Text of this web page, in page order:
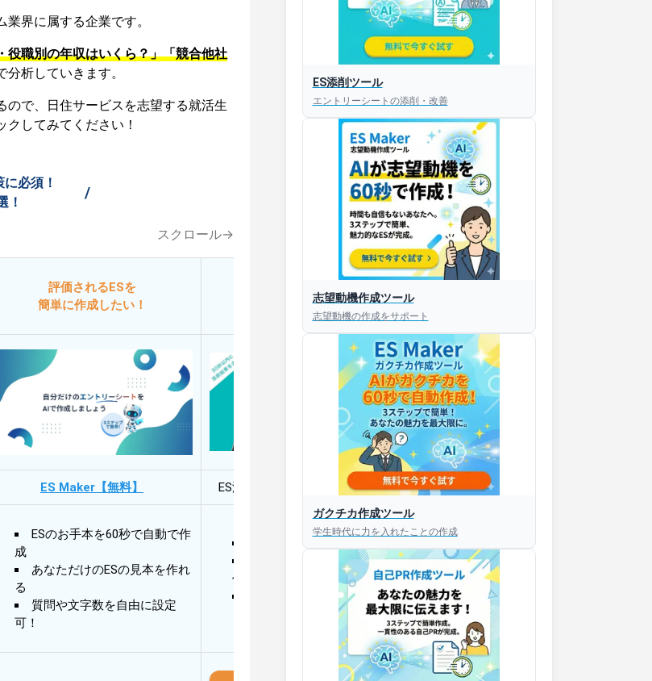
界に属する企業です。
役職別の年収はいくら？」「競合他社
析していきます。
で、日住サービスを志望する就活生
してみてください！
必須！
！
/
スクロール→
評価されるESを
簡単に作成したい！
添削してほしい！
ES Maker【無料】 ES添削・面接対策アプリ【無料】
ESのお手本を60秒で自動で作
成
あなただけのESの見本を作れ
る
質問や文字数を自由に設定
可！
30秒以内にあなたのESを添削
30秒以内にあなただけのESを
作成
AIと対話して面接練習ができ
ES添削ツール
エントリーシートの添削・改善
志望動機作成ツール
志望動機の作成をサポート
ガクチカ作成ツール
学生時代に力を入れたことの作成